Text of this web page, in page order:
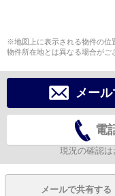
※地図上に表示される物件の位
物件所在地とは異なる場合がご
メー
電
現況の確認は
メールで共有する